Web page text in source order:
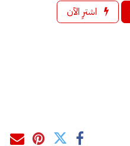
اشترِ الآن